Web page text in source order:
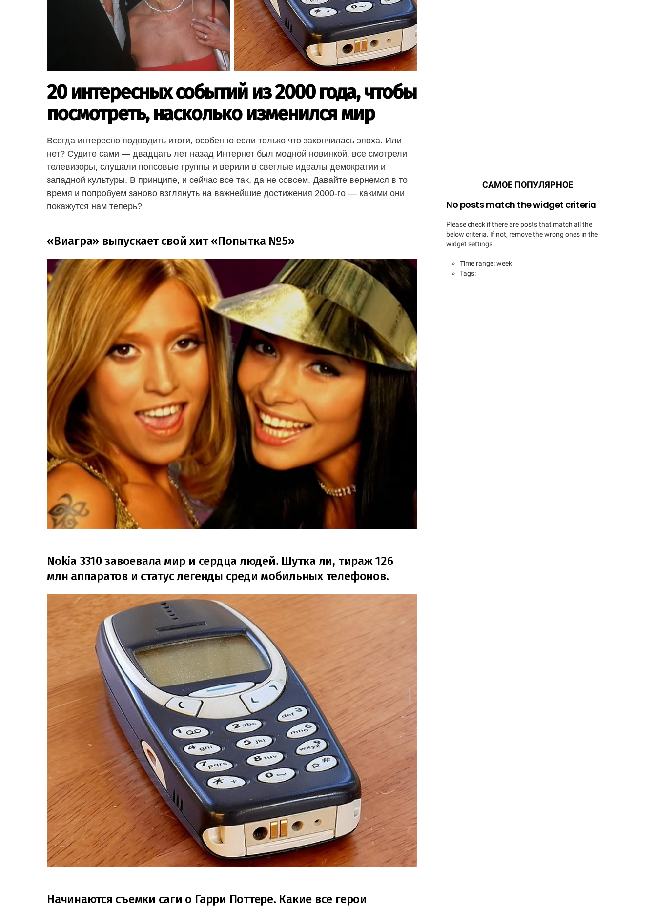
20 интересных событий из 2000 года, чтобы
посмотреть, насколько изменился мир
Всегда интересно подводить итоги, особенно если только что закончилась эпоха. Или
нет? Судите сами — двадцать лет назад Интернет был модной новинкой, все смотрели
телевизоры, слушали попсовые группы и верили в светлые идеалы демократии и
западной культуры. В принципе, и сейчас все так, да не совсем. Давайте вернемся в то
время и попробуем заново взглянуть на важнейшие достижения 2000-го — какими они
покажутся нам теперь?
«Виагра» выпускает свой хит «Попытка №5»
Nokia 3310 завоевала мир и сердца людей. Шутка ли, тираж 126
млн аппаратов и статус легенды среди мобильных телефонов.
Начинаются съемки саги о Гарри Поттере. Какие все герои
САМОЕ ПОПУЛЯРНОЕ
No posts match the widget criteria
Please check if there are posts that match all the
below criteria. If not, remove the wrong ones in the
widget settings.
Time range: week
Tags: